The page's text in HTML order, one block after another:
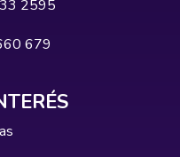
2595
679